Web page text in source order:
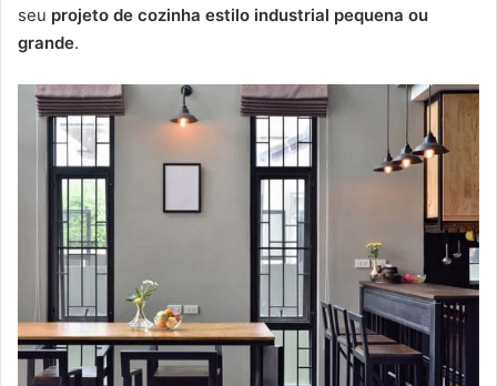
seu projeto de cozinha estilo industrial pequena ou
grande.